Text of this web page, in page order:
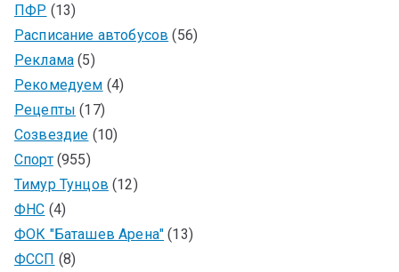
ПФР (13)
Расписание автобусов (56)
Реклама (5)
Рекомедуем (4)
Рецепты (17)
Созвездие (10)
Спорт(955)
Тимур Тунцов (12)
ФНС (4)
ФОК "Баташев Арена" (13)
ФССП (8)